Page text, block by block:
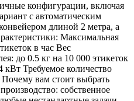
конфигурации, включая
с автоматическим
длиной 2 метра, а
Максимальная
в час Вес
до 0.5 кг на 10 000 этикеток
Требуемое количество
вам стоит выбрать
собственное